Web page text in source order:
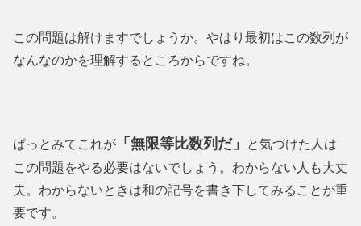
この問題は解けますでしょうか。やはり最初はこの数列が
なんなのかを理解するところからですね。
ぱっとみてこれが 「無限等比数列だ」
と気づけた人は
この問題をやる必要はないでしょう。わからない人も大丈
夫。わからないときは和の記号を書き下してみることが重
要です。